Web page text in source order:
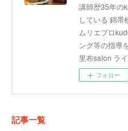
講師歴35年の
している 錦帯
ムリエプロ
ング等の指導
里布salon ラ
フォロー
記事一覧